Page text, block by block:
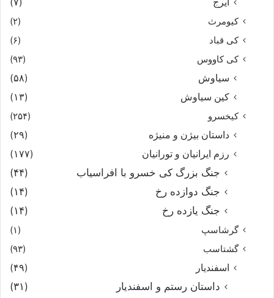
کیومرث
(۲)
کی قباد
(۶)
کی کاووس
(۹۳)
سیاوش
(۵۸)
کین سیاوش
(۱۳)
کیخسرو
(۲۵۴)
داستان بیژن و منیژه
(۲۹)
رزم ایرانیان و تورانیان
(۱۷۷)
جنگ بزرگ کی خسرو با افراسیاب
(۴۴)
جنگ دوازده رخ
(۱۴)
جنگ یازده رخ
(۱۴)
گرشاسپ
(۱)
گشتاسب
(۹۳)
اسفندیار
(۴۹)
داستان رستم و اسفندیار
(۳۱)